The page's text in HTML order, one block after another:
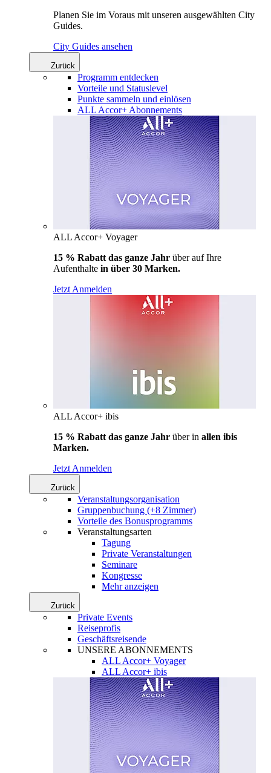
Planen Sie im Voraus mit unseren ausgewählten City
Guides.
City Guides ansehen
Zurück
Programm entdecken
Vorteile und Statuslevel
Punkte sammeln und einlösen
ALL Accor+ Abonnements
ALL Accor+ Voyager
15 % Rabatt das ganze Jahr über auf Ihre
Aufenthalte in über 30 Marken.
Jetzt Anmelden
ALL Accor+ ibis
15 % Rabatt das ganze Jahr über in allen ibis
Marken.
Jetzt Anmelden
Zurück
Veranstaltungsorganisation
Gruppenbuchung (+8 Zimmer)
Vorteile des Bonusprogramms
Veranstaltungsarten
Tagung
Private Veranstaltungen
Seminare
Kongresse
Mehr anzeigen
Zurück
Private Events
Reiseprofis
Geschäftsreisende
UNSERE ABONNEMENTS
ALL Accor+ Voyager
ALL Accor+ ibis